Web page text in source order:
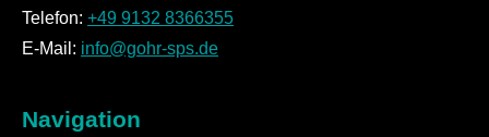
Telefon: +49 9132 8366355
E-Mail: info@gohr-sps.de
Navigation